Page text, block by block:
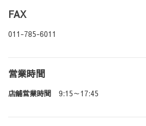
FAX
011-785-6011
営業時間
店舗営業時間 9:15～17:45